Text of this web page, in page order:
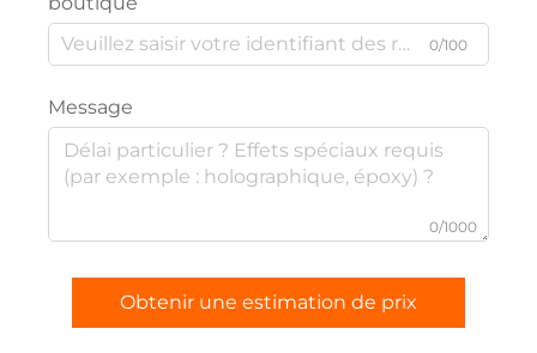
0/100
Message
0/1000
Obtenir une estimation de prix